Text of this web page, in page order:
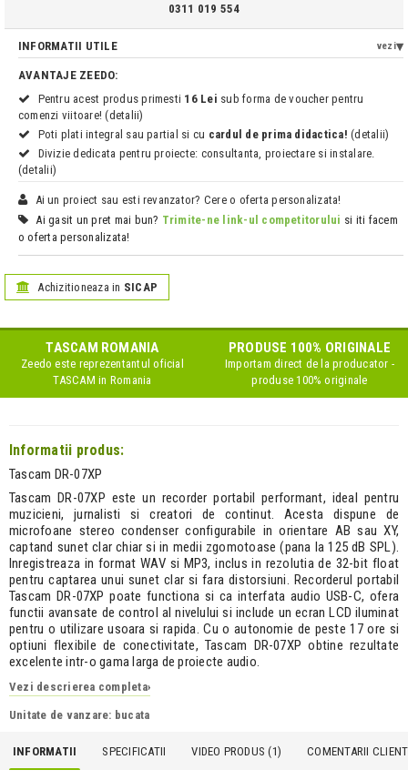
0311 019 554
INFORMATII UTILE vezi
AVANTAJE ZEEDO:
Pentru acest produs primesti 16 Lei sub forma de voucher pentru
comenzi viitoare! (detalii)
Poti plati integral sau partial si cu cardul de prima didactica! (detalii)
Divizie dedicata pentru proiecte: consultanta, proiectare si instalare.
(detalii)
Ai un proiect sau esti revanzator? Cere o oferta personalizata!
Ai gasit un pret mai bun? Trimite-ne link-ul competitorului si iti facem
o oferta personalizata!
Achizitioneaza in SICAP
TASCAM ROMANIA
Zeedo este reprezentantul oficial
TASCAM in Romania
PRODUSE 100% ORIGINALE
Importam direct de la producator -
produse 100% originale
Informatii produs:
Tascam DR-07XP
Tascam DR-07XP este un recorder portabil performant, ideal pentru
muzicieni, jurnalisti si creatori de continut. Acesta dispune de
microfoane stereo condenser configurabile in orientare AB sau XY,
captand sunet clar chiar si in medii zgomotoase (pana la 125 dB SPL).
Inregistreaza in format WAV si MP3, inclus in rezolutia de 32-bit float
pentru captarea unui sunet clar si fara distorsiuni. Recorderul portabil
Tascam DR-07XP poate functiona si ca interfata audio USB-C, ofera
functii avansate de control al nivelului si include un ecran LCD iluminat
pentru o utilizare usoara si rapida. Cu o autonomie de peste 17 ore si
optiuni flexibile de conectivitate, Tascam DR-07XP obtine rezultate
excelente intr-o gama larga de proiecte audio.
Vezi descrierea completa›
Unitate de vanzare: bucata
INFORMATII SPECIFICATII VIDEO PRODUS (1) COMENTARII